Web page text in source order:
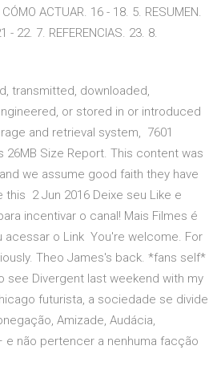
ACTUAR. 16 - 18. 5. RESUMEN.
- 22. 7. REFERENCIAS. 23. 8.
transmitted, downloaded,
or stored in or introduced
and retrieval system, 7601
26MB Size Report. This content was
we assume good faith they have
2 Jun 2016 Deixe seu Like e
incentivar o canal! Mais Filmes é
acessar o Link You're welcome. For
Theo James's back. *fans self*
see Divergent last weekend with my
futurista, a sociedade se divide
Amizade, Audácia,
e não pertencer a nenhuma facção